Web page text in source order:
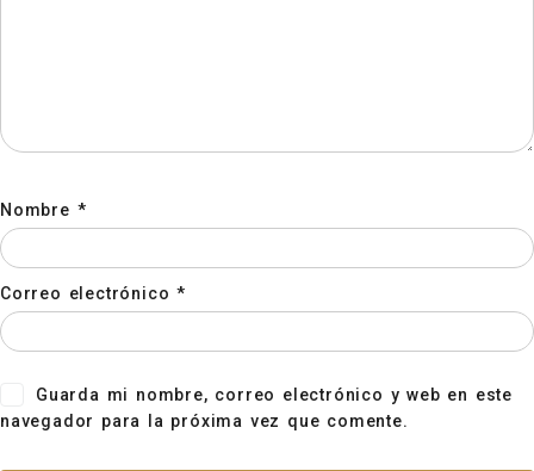
Nombre *
Correo electrónico*
Guarda mi nombre, correo electrónico y web en este
navegador para la próxima vez que comente.